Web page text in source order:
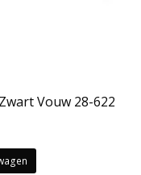
Vouw 28-622